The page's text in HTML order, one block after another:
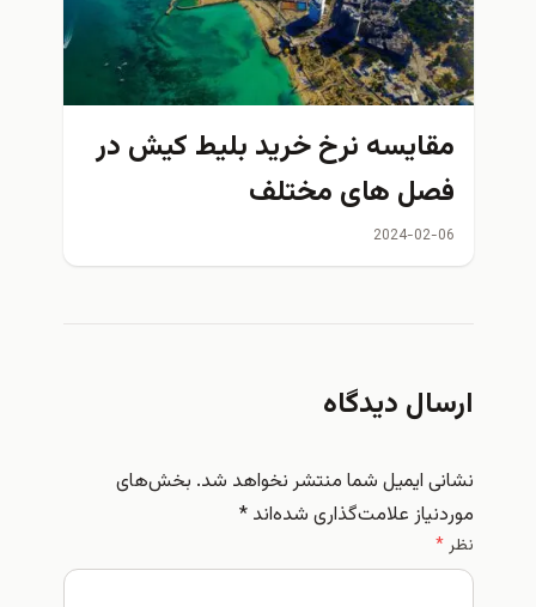
مقایسه نرخ خرید بلیط کیش در
فصل های مختلف
2024-02-06
ارسال دیدگاه
نشانی ایمیل شما منتشر نخواهد شد. بخش‌های
موردنیاز علامت‌گذاری شده‌اند*
نظر*